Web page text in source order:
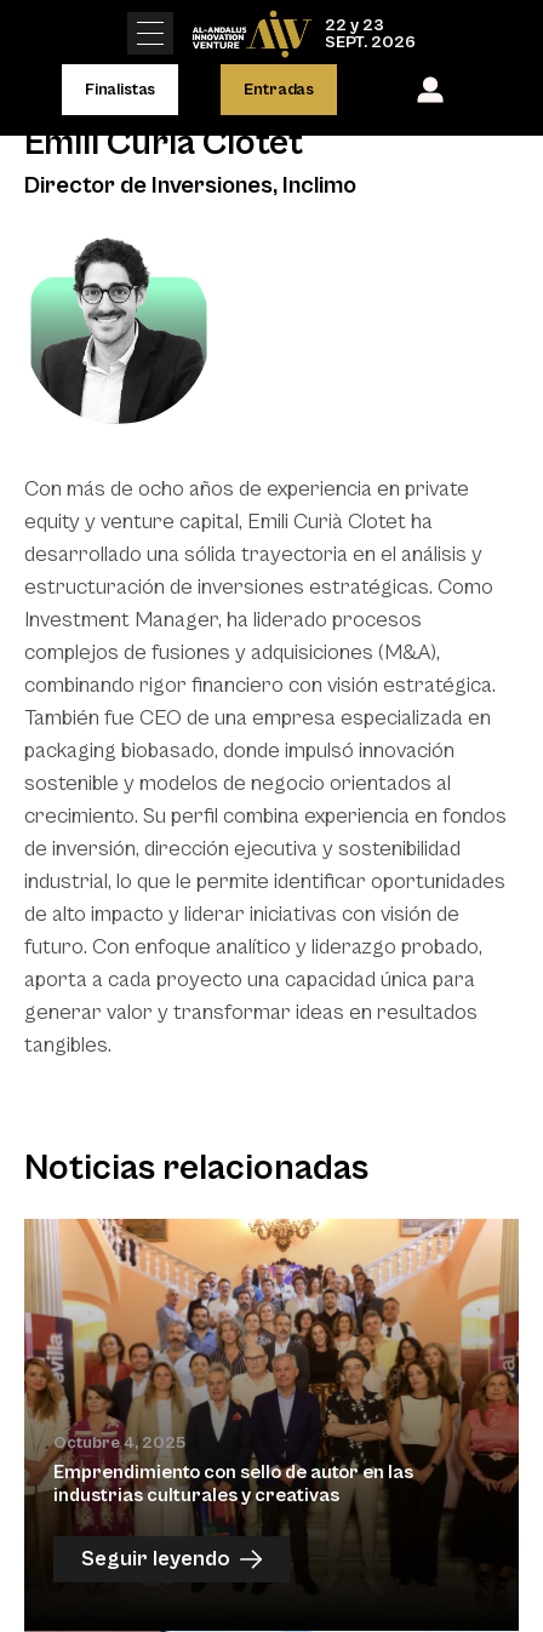
22 y 23
SEPT. 2026
Finalistas Entradas
Emili Curiá Clotet
Director de Inversiones, Inclimo
Con más de ocho años de experiencia en private
equity y venture capital, Emili Curià Clotet ha
desarrollado una sólida trayectoria en el análisis y
estructuración de inversiones estratégicas. Como
Investment Manager, ha liderado procesos
complejos de fusiones y adquisiciones (M&A),
combinando rigor financiero con visión estratégica.
También fue CEO de una empresa especializada en
packaging biobasado, donde impulsó innovación
sostenible y modelos de negocio orientados al
crecimiento. Su perfil combina experiencia en fondos
de inversión, dirección ejecutiva y sostenibilidad
industrial, lo que le permite identificar oportunidades
de alto impacto y liderar iniciativas con visión de
futuro. Con enfoque analítico y liderazgo probado,
aporta a cada proyecto una capacidad única para
generar valor y transformar ideas en resultados
tangibles.
Noticias relacionadas
Octubre 4, 2025
Emprendimiento con sello de autor en las
industrias culturales y creativas
Seguir leyendo